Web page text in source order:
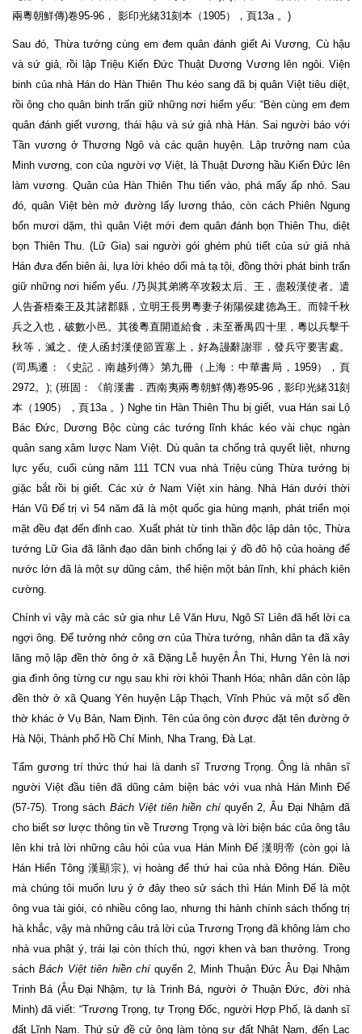
兩粵朝鮮傳)卷95-96， 影印光緒31刻本（1905），頁13a 。)
Sau đó, Thừa tướng cùng em đem quân đánh giết Ai Vương, Cù hậu
và sứ giả, rồi lập Triệu Kiến Đức Thuật Dương Vương lên ngôi. Viện
binh của nhà Hán do Hàn Thiên Thu kéo sang đã bị quân Việt tiêu diệt,
rồi ông cho quân binh trấn giữ những nơi hiểm yếu: “Bèn cùng em đem
quân đánh giết vương, thái hậu và sứ giả nhà Hán. Sai người báo với
Tần vương ở Thương Ngô và các quận huyện. Lập trưởng nam của
Minh vương, con của người vợ Việt, là Thuật Dương hầu Kiến Đức lên
làm vương. Quân của Hàn Thiên Thu tiến vào, phá mấy ấp nhỏ. Sau
đó, quân Việt bèn mở đường lấy lương thảo, còn cách Phiên Ngung
bốn mươi dặm, thì quân Việt mới đem quân đánh bọn Thiên Thu, diệt
bọn Thiên Thu. (Lữ Gia) sai người gói ghém phù tiết của sứ giả nhà
Hán đưa đến biên ải, lựa lời khéo dối mà tạ tội, đồng thời phát binh trấn
giữ những nơi hiểm yếu. /乃與其弟將卒攻殺太后、王，盡殺漢使者。遣
人告蒼梧秦王及其諸郡縣，立明王長男粵妻子術陽侯建德為王。而韓千秋
兵之入也，破數小邑。其後粵直開道給食，未至番禺四十里，粵以兵擊千
秋等，滅之。使人函封漢使節置塞上，好為謾辭謝罪，發兵守要害處。
(司馬遷：《史記．南越列傳》第九冊（上海：中華書局，1959），頁
2972。); (班固：《前漢書．西南夷兩粵朝鮮傳)卷95-96，影印光緒31刻
本（1905），頁13a 。) Nghe tin Hàn Thiên Thu bị giết, vua Hán sai Lộ
Bác Đức, Dương Bộc cùng các tướng lĩnh khác kéo vài chục ngàn
quân sang xâm lược Nam Việt. Dù quân ta chống trả quyết liệt, nhưng
lực yếu, cuối cùng năm 111 TCN vua nhà Triệu cùng Thừa tướng bị
giặc bắt rồi bị giết. Các xứ ở Nam Việt xin hàng. Nhà Hán dưới thời
Hán Vũ Đế trị vì 54 năm đã là một quốc gia hùng mạnh, phát triển mọi
mặt đều đạt đến đỉnh cao. Xuất phát từ tinh thần độc lập dân tộc, Thừa
tướng Lữ Gia đã lãnh đạo dân binh chống lại ý đồ đô hộ của hoàng đế
nước lớn đã là một sự dũng cảm, thể hiện một bản lĩnh, khí phách kiên
cường.
Chính vì vậy mà các sử gia như Lê Văn Hưu, Ngô Sĩ Liên đã hết lời ca
ngợi ông. Để tưởng nhớ công ơn của Thừa tướng, nhân dân ta đã xây
lăng mộ lập đền thờ ông ở xã Đặng Lễ huyện Ân Thi, Hưng Yên là nơi
gia đình ông từng cư ngụ sau khi rời khỏi Thanh Hóa; nhân dân còn lập
đền thờ ở xã Quang Yên huyện Lập Thạch, Vĩnh Phúc và một số đền
thờ khác ở Vụ Bản, Nam Định. Tên của ông còn được đặt tên đường ở
Hà Nội, Thành phố Hồ Chí Minh, Nha Trang, Đà Lạt.
Tấm gương trí thức thứ hai là danh sĩ Trương Trọng. Ông là nhân sĩ
người Việt đầu tiên đã dũng cảm biện bác với vua nhà Hán Minh Đế
(57-75). Trong sách Bách Việt tiên hiền chíquyển 2, Âu Đại Nhậm đã
cho biết sơ lược thông tin về Trương Trọng và lời biện bác của ông tâu
lên khi trả lời những câu hỏi của vua Hán Minh Đế 漢明帝 (còn gọi là
Hán Hiến Tông 漢顯宗), vị hoàng đế thứ hai của nhà Đông Hán. Điều
mà chúng tôi muốn lưu ý ở đây theo sử sách thì Hán Minh Đế là một
ông vua tài giỏi, có nhiều công lao, nhưng thi hành chính sách thống trị
hà khắc, vậy mà những câu trả lời của Trương Trọng đã không làm cho
nhà vua phật ý, trái lại còn thích thú, ngợi khen và ban thưởng. Trong
sáchBách Việt tiên hiền chíquyển 2, Minh Thuận Đức Âu Đại Nhậm
Trinh Bá (Âu Đại Nhậm, tự là Trinh Bá, người ở Thuận Đức, đời nhà
Minh) đã viết: “Trương Trọng, tự Trọng Đốc, người Hợp Phố, là danh sĩ
đất Lĩnh Nam. Thứ sử đề cử ông làm tòng sự đất Nhật Nam, đến Lạc